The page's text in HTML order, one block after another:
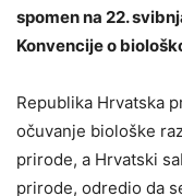
spomen na 22.
Konvencije o
Republika Hrvatska
očuvanje biološke
prirode, a Hrvatski
prirode, odredio da